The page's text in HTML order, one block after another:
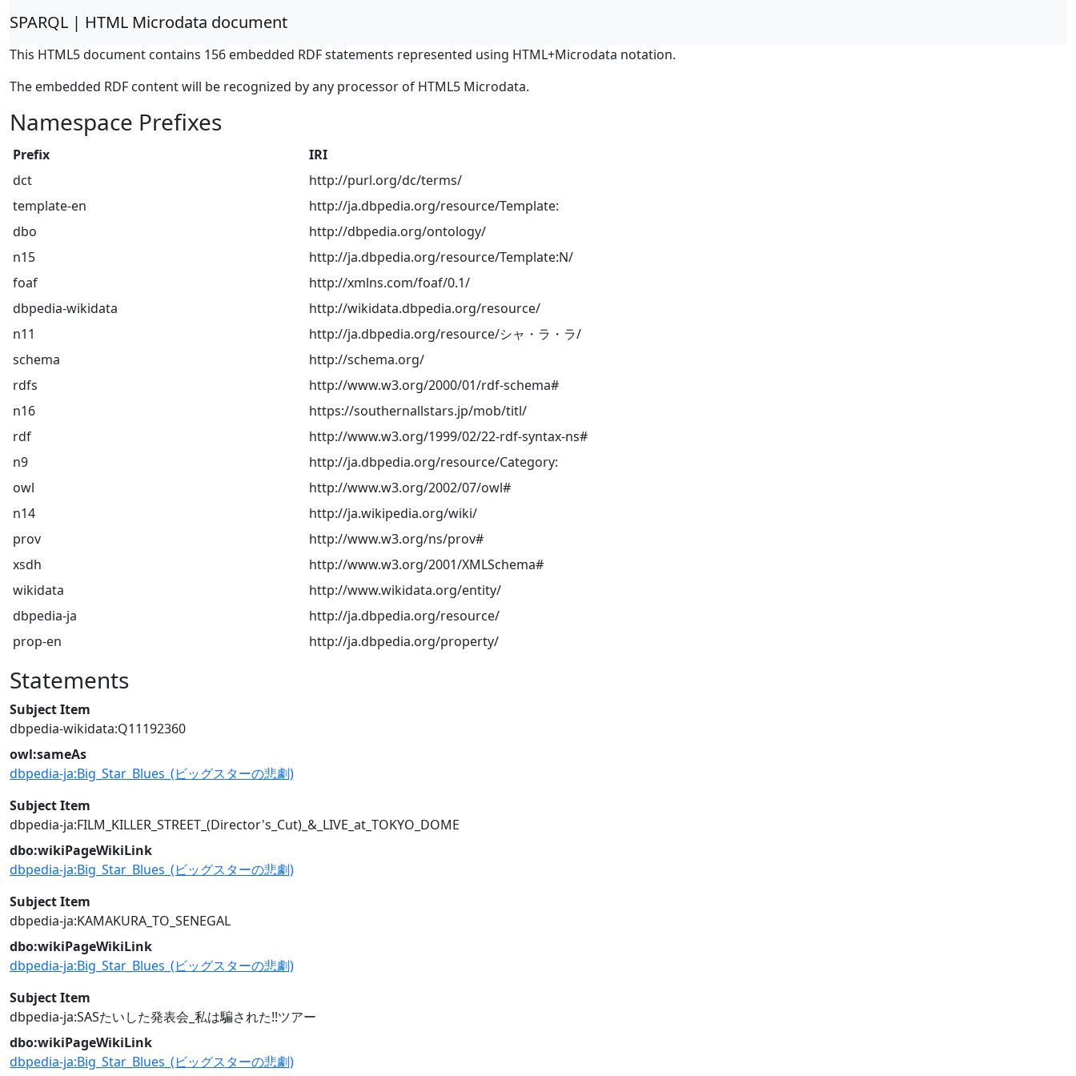
SPARQL | HTML Microdata document
This HTML5 document contains 156 embedded RDF statements represented using HTML+Microdata notation.
The embedded RDF content will be recognized by any processor of HTML5 Microdata.
Namespace Prefixes
Prefix
IRI
dct
http://purl.org/dc/terms/
template-en
http://ja.dbpedia.org/resource/Template:
dbo
http://dbpedia.org/ontology/
n15
http://ja.dbpedia.org/resource/Template:N/
foaf
http://xmlns.com/foaf/0.1/
dbpedia-wikidata
http://wikidata.dbpedia.org/resource/
n11
http://ja.dbpedia.org/resource/シャ・ラ・ラ/
schema
http://schema.org/
rdfs
http://www.w3.org/2000/01/rdf-schema#
n16
https://southernallstars.jp/mob/titl/
rdf
http://www.w3.org/1999/02/22-rdf-syntax-ns#
n9
http://ja.dbpedia.org/resource/Category:
owl
http://www.w3.org/2002/07/owl#
n14
http://ja.wikipedia.org/wiki/
prov
http://www.w3.org/ns/prov#
xsdh
http://www.w3.org/2001/XMLSchema#
wikidata
http://www.wikidata.org/entity/
dbpedia-ja
http://ja.dbpedia.org/resource/
prop-en
http://ja.dbpedia.org/property/
Statements
Subject Item
dbpedia-wikidata:Q11192360
owl:sameAs
dbpedia-ja:Big_Star_Blues_(ビッグスターの悲劇)
Subject Item
dbpedia-ja:FILM_KILLER_STREET_(Director's_Cut)_&_LIVE_at_TOKYO_DOME
dbo:wikiPageWikiLink
dbpedia-ja:Big_Star_Blues_(ビッグスターの悲劇)
Subject Item
dbpedia-ja:KAMAKURA_TO_SENEGAL
dbo:wikiPageWikiLink
dbpedia-ja:Big_Star_Blues_(ビッグスターの悲劇)
Subject Item
dbpedia-ja:SASたいした発表会_私は騙された!!ツアー
dbo:wikiPageWikiLink
dbpedia-ja:Big_Star_Blues_(ビッグスターの悲劇)